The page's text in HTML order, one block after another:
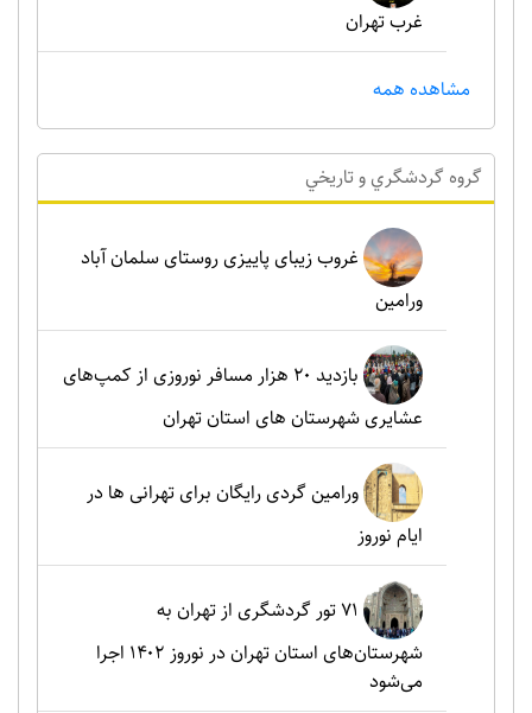
غرب تهران
مشاهده همه
گروه گردشگري و تاريخي
غروب زیبای پاییزی روستای سلمان آباد
ورامین
بازدید ۲۰ هزار مسافر نوروزی از کمپ‌های
عشایری شهرستان های استان تهران
ورامین گردی رایگان برای تهرانی ها در
ایام نوروز
۷۱ تور گردشگری از تهران به
شهرستان‌های استان تهران در نوروز ۱۴۰۲ اجرا
می‌شود